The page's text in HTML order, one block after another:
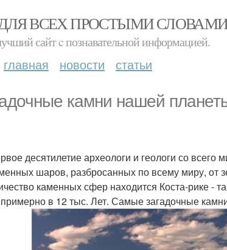
ВСЕХ ПРОСТЫМИ
сайт c познавательной информацией.
главная новости статьи
камни нашей
десятилетие археологи и геологи со
шаров, разбросанных по всему миру,
каменных сфер находится Коста-рике -
примерно в 12 тыс. Лет. Самые загадочные